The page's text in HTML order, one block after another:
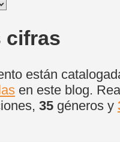
cifras
están
en este blog.
35 géneros y